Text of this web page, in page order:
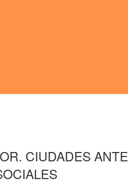
CIUDADES ANTE